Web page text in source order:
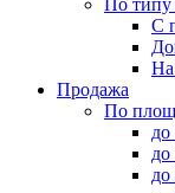
По типу
С
На
Продажа
По
до
до
до